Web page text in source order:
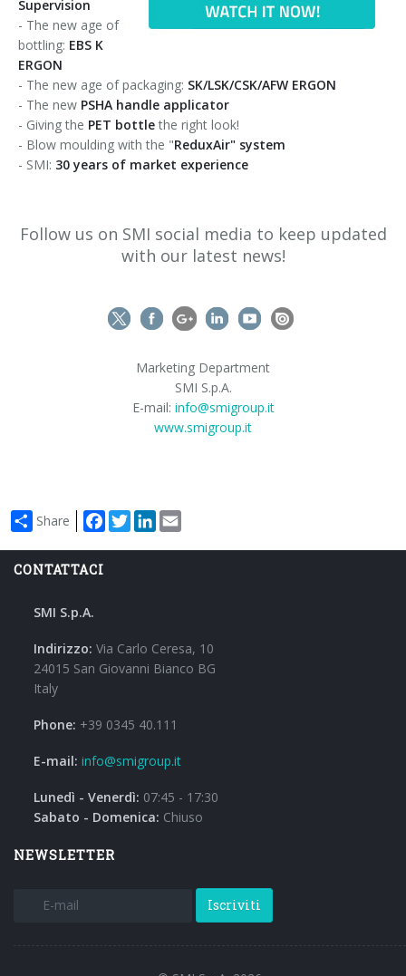
ingresso in linea
ingresso a 90°
Corsi palettizzatori
Supervision
- The new age of
bottling: EBS K
ERGON
- The new age of packaging: SK/LSK/CSK/AFW ERGON
- The new PSHA handle applicator
- Giving the PET bottlethe right look!
- Blow moulding with the "ReduxAir" system
- SMI: 30 years of market experience
Follow us on SMI social media to keep updated
with our latest news!
Marketing Department
SMI S.p.A.
E-mail: info@smigroup.it
www.smigroup.it
Share Facebook
TwitterLinkedIn
CONTATTACI
SMI S.p.A.
Indirizzo: Via Carlo Ceresa, 10
24015 San Giovanni Bianco BG
Italy
Phone: +39 0345 40.111
E-mail: info@smigroup.it
Lunedì - Venerdì: 07:45 - 17:30
Sabato - Domenica: Chiuso
NEWSLETTER
Iscriviti